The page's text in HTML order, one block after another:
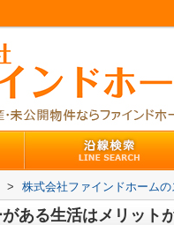
> 株式会社ファインドホーム
ある生活はメリット